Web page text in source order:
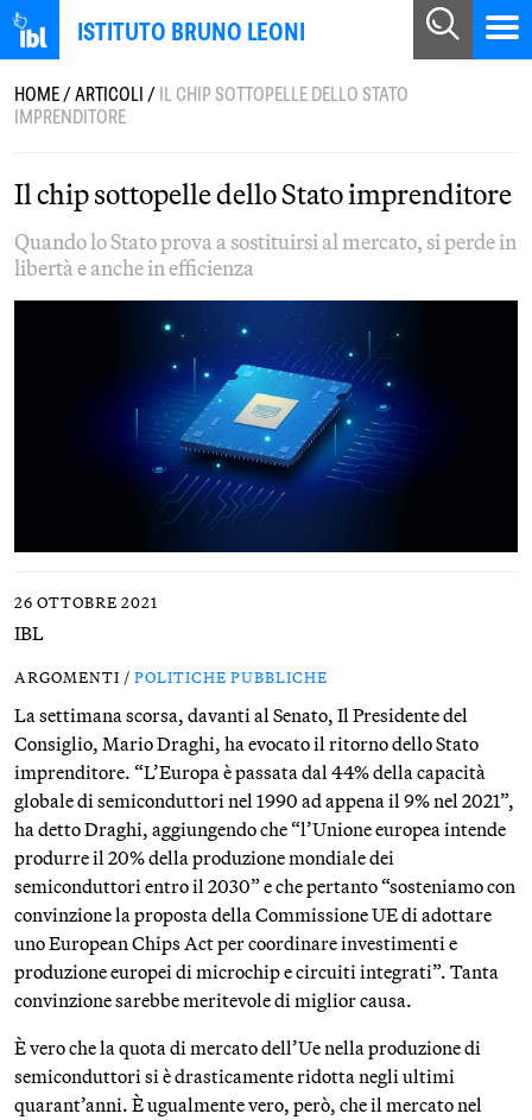
ISTITUTO BRUNO LEONI
HOME/ARTICOLI/IL CHIP SOTTOPELLE DELLO STATO
IMPRENDITORE
Il chip sottopelle dello Stato imprenditore
Quando lo Stato prova a sostituirsi al mercato, si perde in
libertà e anche in efficienza
26 OTTOBRE 2021
IBL
ARGOMENTI / POLITICHE PUBBLICHE
La settimana scorsa, davanti al Senato, Il Presidente del
Consiglio, Mario Draghi, ha evocato il ritorno dello Stato
imprenditore. “L’Europa è passata dal 44% della capacità
globale di semiconduttori nel 1990 ad appena il 9% nel 2021”,
ha detto Draghi, aggiungendo che “l’Unione europea intende
produrre il 20% della produzione mondiale dei
semiconduttori entro il 2030” e che pertanto “sosteniamo con
convinzione la proposta della Commissione UE di adottare
uno European Chips Act per coordinare investimenti e
produzione europei di microchip e circuiti integrati”. Tanta
convinzione sarebbe meritevole di miglior causa.
È vero che la quota di mercato dell’Ue nella produzione di
semiconduttori si è drasticamente ridotta negli ultimi
quarant’anni. È ugualmente vero, però, che il mercato nel